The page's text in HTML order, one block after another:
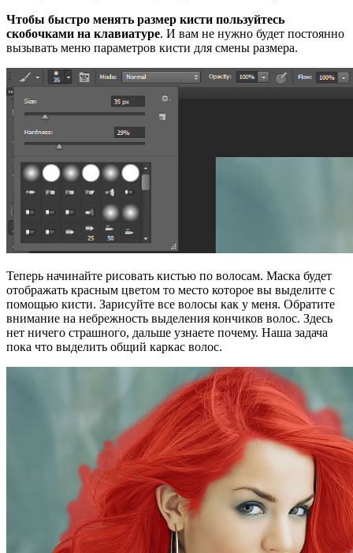
Чтобы быстро менять размер кисти пользуйтесь
скобочками на клавиатуре. И вам не нужно будет постоянно
вызывать меню параметров кисти для смены размера.
Теперь начинайте рисовать кистью по волосам. Маска будет
отображать красным цветом то место которое вы выделите с
помощью кисти. Зарисуйте все волосы как у меня. Обратите
внимание на небрежность выделения кончиков волос. Здесь
нет ничего страшного, дальше узнаете почему. Наша задача
пока что выделить общий каркас волос.